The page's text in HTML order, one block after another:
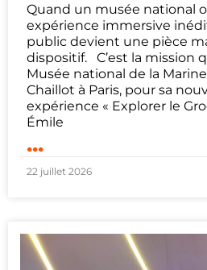
Quand un musée national
expérience immersive
public devient une pièce
dispositif. C’est la mission
Musée national de la
Chaillot à Paris, pour sa
expérience « Explorer le
Émile
...
22 juillet 2026